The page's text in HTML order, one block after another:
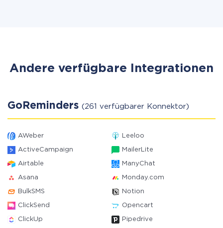
Andere verfügbare Integrationen
GoReminders (261 verfügbarer Konnektor)
AWeber Leeloo
ActiveCampaign MailerLite
Airtable ManyChat
Asana Monday.com
BulkSMS Notion
ClickSend Opencart
ClickUp Pipedrive